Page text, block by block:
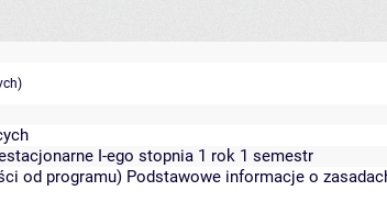
I-ego stopnia 1 rok 1 semestr
od programu) Podstawowe informacje o